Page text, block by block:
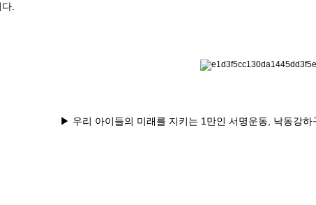
다
▶ 우리 아이들의 미래를 지키는 1만인 서명운동, 낙동강